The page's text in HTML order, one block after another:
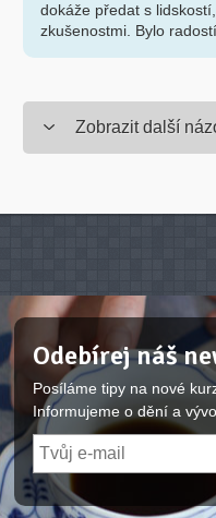
dokáže předat s
zkušenostmi. Bylo
Zobrazit další
Odebírej náš
Posíláme tipy na nové
Informujeme o dění a